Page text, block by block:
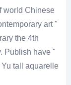
world Chinese
art "
the 4th
Publish have "
tall aquarelle